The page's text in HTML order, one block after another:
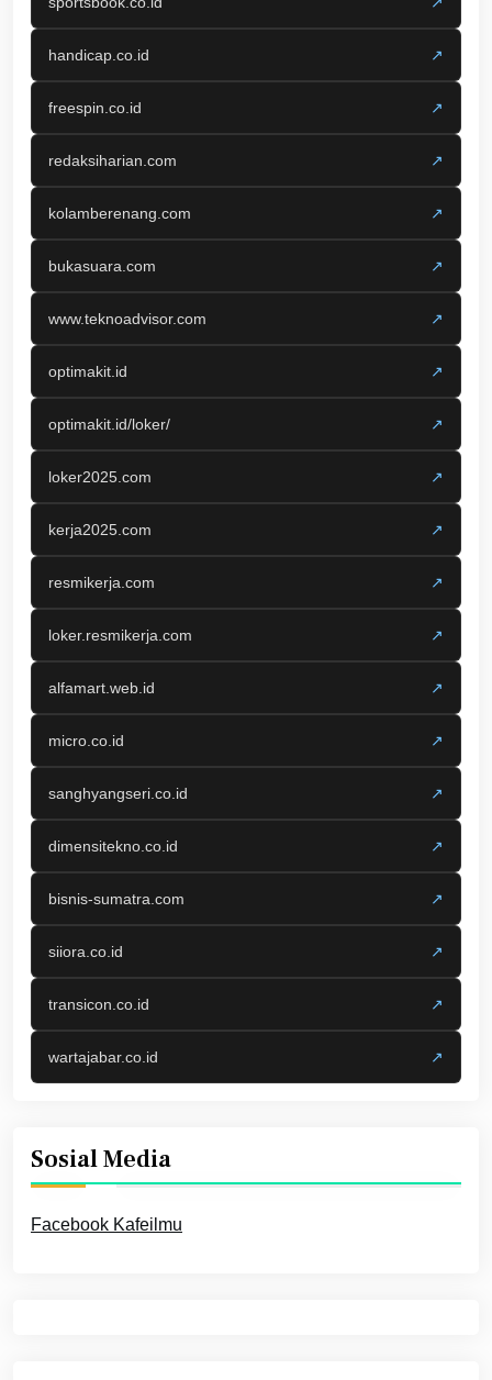
handicap.co.id ↗
freespin.co.id ↗
redaksiharian.com ↗
kolamberenang.com ↗
bukasuara.com ↗
www.teknoadvisor.com ↗
optimakit.id ↗
optimakit.id/loker/ ↗
loker2025.com ↗
kerja2025.com ↗
resmikerja.com ↗
loker.resmikerja.com ↗
alfamart.web.id ↗
micro.co.id ↗
sanghyangseri.co.id ↗
dimensitekno.co.id ↗
bisnis-sumatra.com ↗
siiora.co.id ↗
transicon.co.id ↗
wartajabar.co.id ↗
Sosial Media
Facebook Kafeilmu